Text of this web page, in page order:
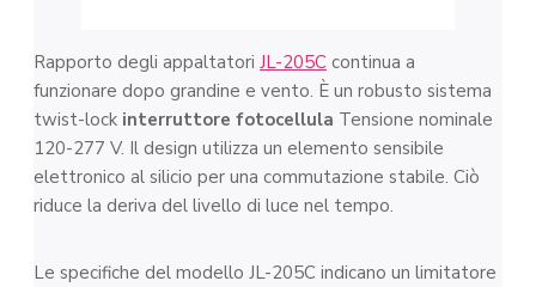
Rapporto degli appaltatori JL-205C continua a
funzionare dopo grandine e vento. È un robusto sistema
twist-lock interruttore fotocellula Tensione nominale
120-277 V. Il design utilizza un elemento sensibile
elettronico al silicio per una commutazione stabile. Ciò
riduce la deriva del livello di luce nel tempo.
Le specifiche del modello JL-205C indicano un limitatore